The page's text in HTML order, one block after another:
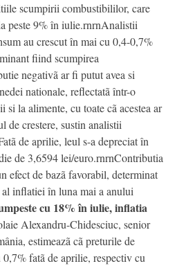
scumpirii combustibililor, care
peste 9% în iulie.rnrnAnalistii
au crescut în mai cu 0,4-0,7%
fiind scumpirea
negativã ar fi putut avea si
nationale, reflectatã într-o
si la alimente, cu toate cã acestea ar
de crestere, sustin analistii
de aprilie, leul s-a depreciat în
de 3,6594 lei/euro.rnrnContributia
efect de bazã favorabil, determinat
inflatiei în luna mai a anului
cu 18% în iulie, inflatia
Alexandru-Chidesciuc, senior
estimeazã cã preturile de
fatã de aprilie, respectiv cu